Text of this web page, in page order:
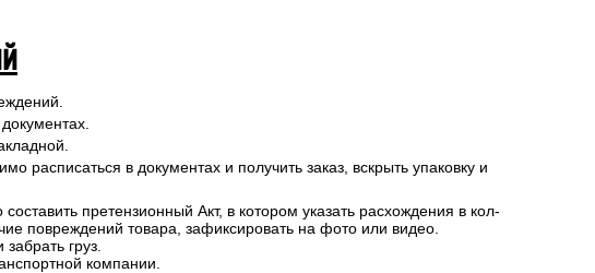
расписаться в документах и получить заказ, вскрыть упаковку и
претензионный Акт, в котором указать расхождения в кол-
повреждений товара, зафиксировать на фото или видео.
груз.
компании.